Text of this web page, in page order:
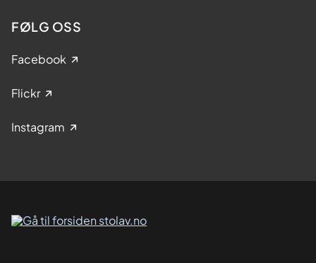
FØLG OSS
Facebook
Flickr
Instagram